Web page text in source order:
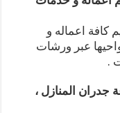
كافة اعماله و
عبر ورشات
.
جدران المنازل ،